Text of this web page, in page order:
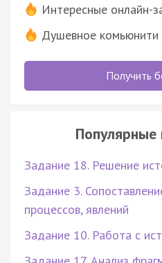
Интересные онлайн-
Душевное комьюнити
Получить
Задание 18. Решение
Задание 3.
процессов, явлений
Задание 10. Работа с